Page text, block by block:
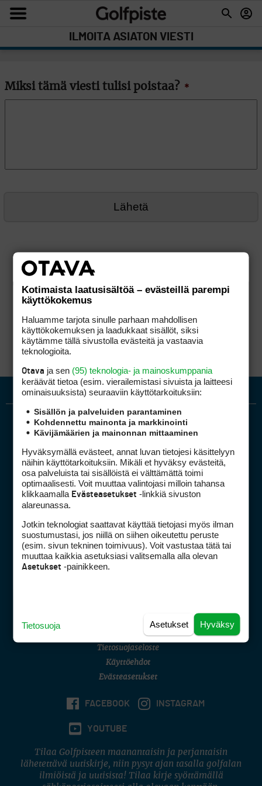
ILMOITA ASIATON VIESTI
Miksi tämä viesti tulisi poistaa? *
Golfpiste mediakortti
Golfpisteen yhteystiedot
DSA avoimuusraportti
Asiakaspalvelu
(digi) digi@otavamedia.fi
Tietosuojaseloste
Käyttöehdot
Evästeasetukset
FACEBOOK INSTAGRAM
YOUTUBE
Tilaa Golfpisteen maanantaisin ja perjantaisin
lähetettävä uutiskirje, niin pysyt ajan tasalla golfalan
ilmiöistä ja uutisista! Tilaa kirje syöttämällä
Kotimaista laatusisältöä – evästeillä parempi
käyttökokemus
Haluamme tarjota sinulle parhaan mahdollisen
käyttökokemuksen ja laadukkaat sisällöt, siksi
käytämme tällä sivustolla evästeitä ja vastaavia
teknologioita.
Otava ja sen (95) teknologia- ja mainoskumppania
keräävät tietoa (esim. vierailemis­tasi sivuista ja laitteesi
ominaisuuk­sista) seuraaviin käyttötarkoituksiin:
Sisällön ja palveluiden parantaminen
Kohdennettu mainonta ja markkinointi
Kävijämäärien ja mainonnan mittaaminen
Hyväksymällä evästeet, annat luvan tietojesi käsittelyyn
näihin käyttötarkoituksiin. Mikäli et hyväksy evästeitä,
osa palveluista tai sisällöistä ei välttämättä toimi
optimaalisesti. Voit muuttaa valintojasi milloin tahansa
klikkaamalla Evästeasetukset -linkkiä sivuston
alareunassa.
Jotkin teknologiat saattavat käyttää tietojasi myös ilman
suostumustasi, jos niillä on siihen oikeutettu peruste
(esim. sivun tekninen toimivuus). Voit vastustaa tätä tai
muuttaa kaikkia asetuksiasi valitsemalla alla olevan
Asetukset -painikkeen.
Hyväksy
Asetukset
Tietosuoja